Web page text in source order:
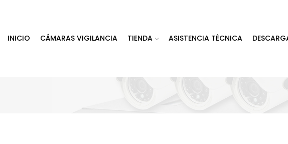
INICIO CÁMARAS VIGILANCIA TIENDA ASISTENCIA TÉCNICA